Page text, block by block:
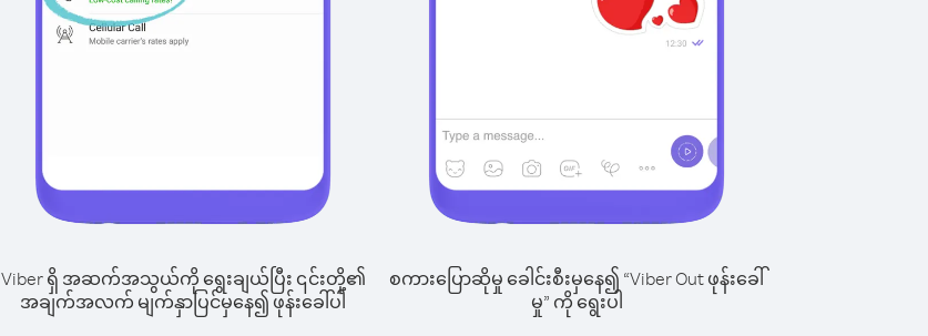
Viber ရှိ အဆက်အသွယ်ကို ရွေးချယ်ပြီး ၎င်းတို့၏
အချက်အလက် မျက်နှာပြင်မှနေ၍ ဖုန်းခေါ်ပါ
စကားပြောဆိုမှု ခေါင်းစီးမှနေ၍ “Viber Out ဖုန်းခေါ်
မှု” ကို ရွေးပါ